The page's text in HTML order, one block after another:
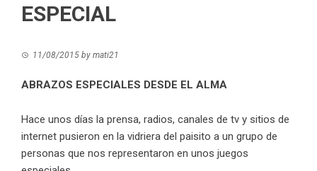
ESPECIAL
11/08/2015 by mati21
ABRAZOS ESPECIALES DESDE EL ALMA
Hace unos días la prensa, radios, canales de tv y sitios de
internet pusieron en la vidriera del paisito a un grupo de
personas que nos representaron en unos juegos